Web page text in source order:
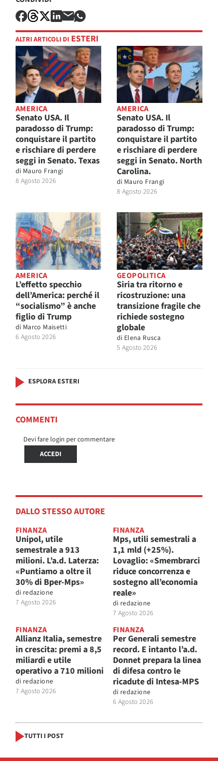
ALTRI ARTICOLI DI ESTERI
AMERICA
Senato USA. Il
paradosso di Trump:
conquistare il partito
e rischiare di perdere
seggi in Senato. Texas
di Mauro Frangi
8 Agosto 2026
AMERICA
Senato USA. Il
paradosso di Trump:
conquistare il partito
e rischiare di perdere
seggi in Senato. North
Carolina.
di Mauro Frangi
8 Agosto 2026
AMERICA
L’effetto specchio
dell’America: perché il
“socialismo” è anche
figlio di Trump
di Marco Maisetti
6 Agosto 2026
GEOPOLITICA
Siria tra ritorno e
ricostruzione: una
transizione fragile che
richiede sostegno
globale
di Elena Rusca
5 Agosto 2026
ESPLORA ESTERI
COMMENTI
Devi fare login per commentare
ACCEDI
DALLO STESSO AUTORE
FINANZA
Unipol, utile
semestrale a 913
milioni. L’a.d. Laterza:
«Puntiamo a oltre il
30% di Bper-Mps»
di redazione
7 Agosto 2026
FINANZA
Mps, utili semestrali a
1,1 mld (+25%).
Lovaglio: «Smembrarci
riduce concorrenza e
sostegno all’economia
reale»
di redazione
7 Agosto 2026
FINANZA
Allianz Italia, semestre
in crescita: premi a 8,5
miliardi e utile
operativo a 710 milioni
di redazione
7 Agosto 2026
FINANZA
Per Generali semestre
record. E intanto l’a.d.
Donnet prepara la linea
di difesa contro le
ricadute di Intesa-MPS
di redazione
6 Agosto 2026
TUTTI I POST